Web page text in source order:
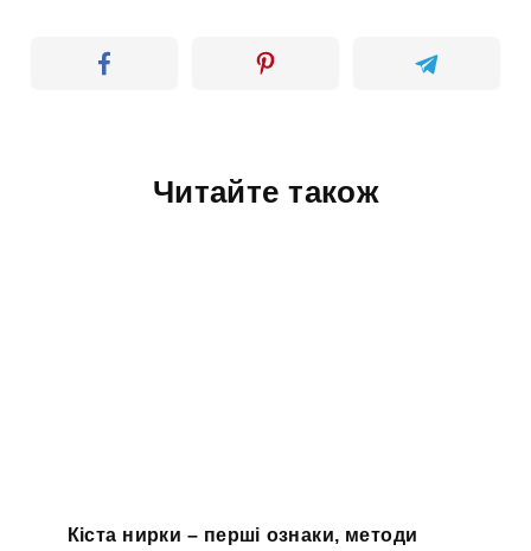
Читайте також
Кіста нирки – перші ознаки, методи